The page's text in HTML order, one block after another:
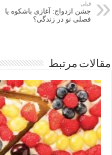
قبلی
جشن ازدواج: آغازی باشکوه یا
فصلی نو در زندگی؟
مقالات مرتبط